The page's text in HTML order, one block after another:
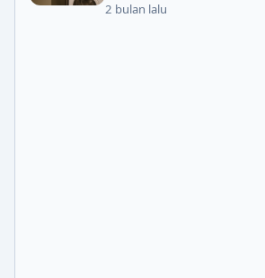
2 bulan lalu